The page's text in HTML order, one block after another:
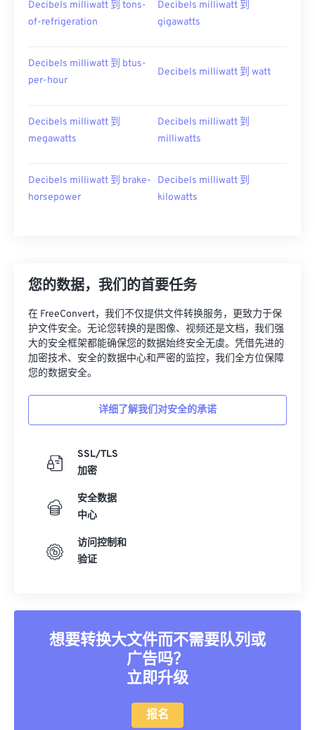
Decibels milliwatt 到 tons-
of-refrigeration
Decibels milliwatt 到
gigawatts
Decibels milliwatt 到 btus-
per-hour
Decibels milliwatt 到 watt
Decibels milliwatt 到
megawatts
Decibels milliwatt 到
milliwatts
Decibels milliwatt 到 brake-
horsepower
Decibels milliwatt 到
kilowatts
您的数据，我们的首要任务
在 FreeConvert，我们不仅提供文件转换服务，更致力于保
护文件安全。无论您转换的是图像、视频还是文档，我们强
大的安全框架都能确保您的数据始终安全无虞。凭借先进的
加密技术、安全的数据中心和严密的监控，我们全方位保障
您的数据安全。
详细了解我们对安全的承诺
SSL/TLS
加密
安全数据
中心
访问控制和
验证
想要转换大文件而不需要队列或
广告吗？
立即升级
报名